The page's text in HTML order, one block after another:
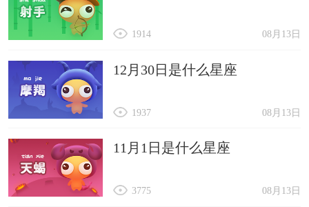
08月13日
1914
12月30日是什么星座
08月13日
1937
11月1日是什么星座
08月13日
3775